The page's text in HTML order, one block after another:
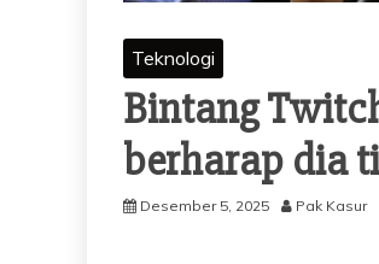
Teknologi
Bintang
berharap dia
Desember 5, 2025 Pak Kasur